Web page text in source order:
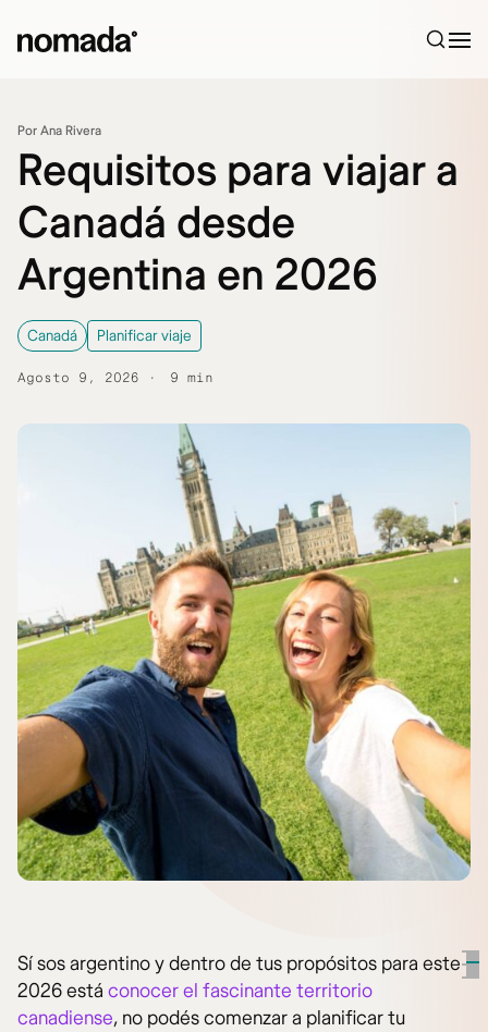
Por Ana Rivera
Requisitos para viajar a
Canadá desde
Argentina en 2026
Canadá Planificar viaje
Agosto 9, 2026 9 min
Sí sos argentino y dentro de tus propósitos para este
2026 está conocer el fascinante territorio
canadiense, no podés comenzar a planificar tu